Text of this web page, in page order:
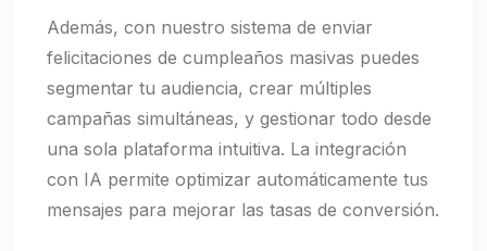
Además, con nuestro sistema de enviar
felicitaciones de cumpleaños masivas puedes
segmentar tu audiencia, crear múltiples
campañas simultáneas, y gestionar todo desde
una sola plataforma intuitiva. La integración
con IA permite optimizar automáticamente tus
mensajes para mejorar las tasas de conversión.